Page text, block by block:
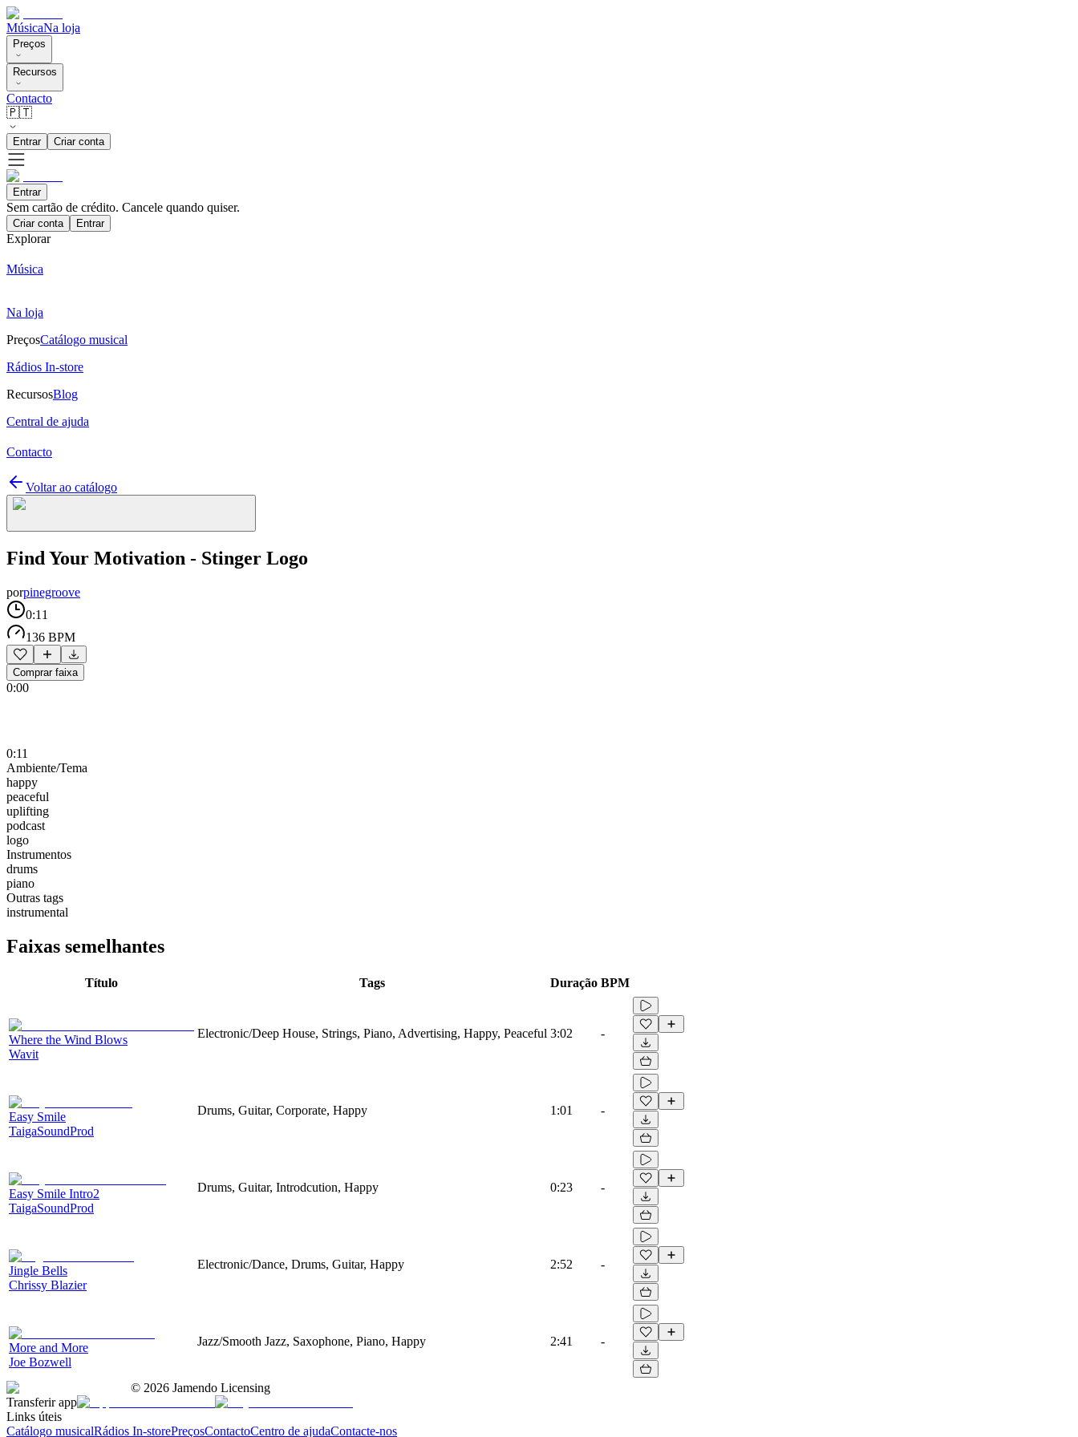
MúsicaNa loja
Preços
Recursos
Contacto
🇵🇹
Entrar Criar conta
Entrar
Sem cartão de crédito. Cancele quando quiser.
Criar conta Entrar
Explorar
Música
Na loja
PreçosCatálogo musical
Rádios In-store
RecursosBlog
Central de ajuda
Contacto
Voltar ao catálogo
Find Your Motivation - Stinger Logo
porpinegroove
0:11
136 BPM
Comprar faixa
0:00
0:11
Ambiente/Tema
happy
peaceful
uplifting
podcast
logo
Instrumentos
drums
piano
Outras tags
instrumental
Faixas semelhantes
Título Tags Duração BPM
Where the Wind Blows
Wavit
Electronic/Deep House, Strings, Piano, Advertising, Happy, Peaceful 3:02 -
Easy Smile
TaigaSoundProd
Drums, Guitar, Corporate, Happy 1:01 -
Easy Smile Intro2
TaigaSoundProd
Drums, Guitar, Introdcution, Happy 0:23 -
Jingle Bells
Chrissy Blazier
Electronic/Dance, Drums, Guitar, Happy 2:52 -
More and More
Joe Bozwell
Jazz/Smooth Jazz, Saxophone, Piano, Happy 2:41 -
© 2026 Jamendo Licensing
Transferir app
Links úteis
Catálogo musicalRádios In-storePreçosContactoCentro de ajudaContacte-nos